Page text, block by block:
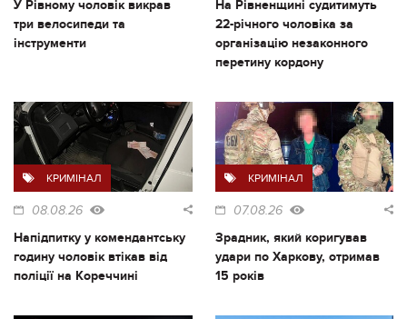
У Рівному чоловік викрав
три велосипеди та
інструменти
На Рівненщині судитимуть
22-річного чоловіка за
організацію незаконного
перетину кордону
КРИМІНАЛ
08.08.26
Напідпитку у комендантську
годину чоловік втікав від
поліції на Кореччині
КРИМІНАЛ
07.08.26
Зрадник, який коригував
удари по Харкову, отримав
15 років